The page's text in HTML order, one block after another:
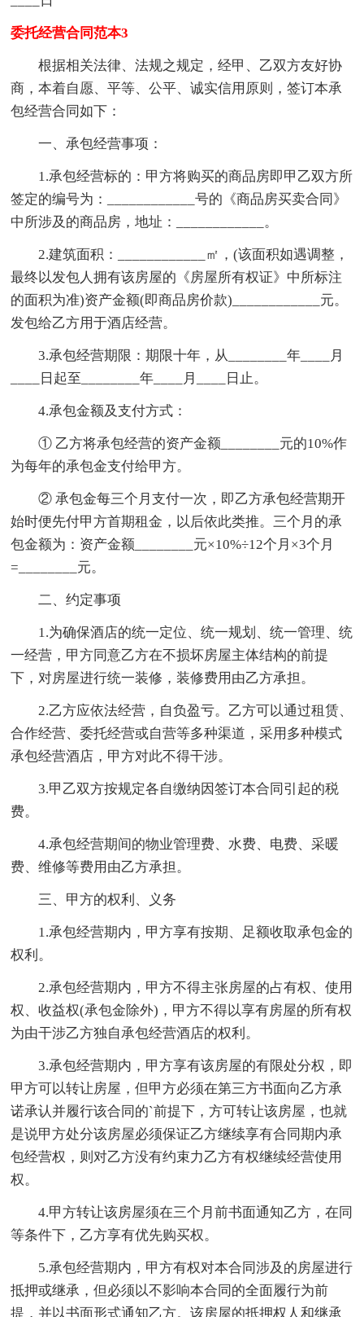
委托经营合同范本3
根据相关法律、法规之规定，经甲、乙双方友好协
商，本着自愿、平等、公平、诚实信用原则，签订本承
包经营合同如下：
一、承包经营事项：
1.承包经营标的：甲方将购买的商品房即甲乙双方所
签定的编号为：____________号的《商品房买卖合同》
中所涉及的商品房，地址：____________。
2.建筑面积：____________㎡，(该面积如遇调整，
最终以发包人拥有该房屋的《房屋所有权证》中所标注
的面积为准)资产金额(即商品房价款)____________元。
发包给乙方用于酒店经营。
3.承包经营期限：期限十年，从________年____月
____日起至________年____月____日止。
4.承包金额及支付方式：
① 乙方将承包经营的资产金额________元的10%作
为每年的承包金支付给甲方。
② 承包金每三个月支付一次，即乙方承包经营期开
始时便先付甲方首期租金，以后依此类推。三个月的承
包金额为：资产金额________元×10%÷12个月×3个月
=________元。
二、约定事项
1.为确保酒店的统一定位、统一规划、统一管理、统
一经营，甲方同意乙方在不损坏房屋主体结构的前提
下，对房屋进行统一装修，装修费用由乙方承担。
2.乙方应依法经营，自负盈亏。乙方可以通过租赁、
合作经营、委托经营或自营等多种渠道，采用多种模式
承包经营酒店，甲方对此不得干涉。
3.甲乙双方按规定各自缴纳因签订本合同引起的税
费。
4.承包经营期间的物业管理费、水费、电费、采暖
费、维修等费用由乙方承担。
三、甲方的权利、义务
1.承包经营期内，甲方享有按期、足额收取承包金的
权利。
2.承包经营期内，甲方不得主张房屋的占有权、使用
权、收益权(承包金除外)，甲方不得以享有房屋的所有权
为由干涉乙方独自承包经营酒店的权利。
3.承包经营期内，甲方享有该房屋的有限处分权，即
甲方可以转让房屋，但甲方必须在第三方书面向乙方承
诺承认并履行该合同的`前提下，方可转让该房屋，也就
是说甲方处分该房屋必须保证乙方继续享有合同期内承
包经营权，则对乙方没有约束力乙方有权继续经营使用
权。
4.甲方转让该房屋须在三个月前书面通知乙方，在同
等条件下，乙方享有优先购买权。
5.承包经营期内，甲方有权对本合同涉及的房屋进行
抵押或继承，但必须以不影响本合同的全面履行为前
提，并以书面形式通知乙方。该房屋的抵押权人和继承